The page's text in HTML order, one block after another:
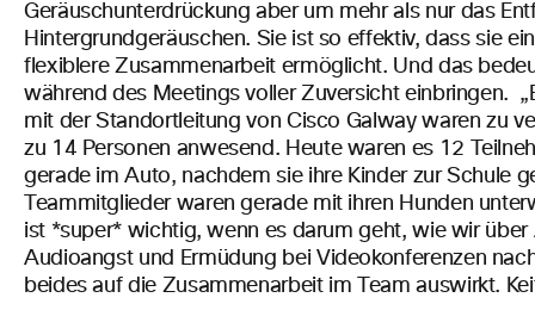
Geräuschunterdrückung aber um mehr als nur das
Hintergrundgeräuschen. Sie ist so effektiv, dass sie
flexiblere Zusammenarbeit ermöglicht. Und das
während des Meetings voller Zuversicht einbringen.
mit der Standortleitung von Cisco Galway waren zu
zu 14 Personen anwesend. Heute waren es 12
gerade im Auto, nachdem sie ihre Kinder zur Schule
Teammitglieder waren gerade mit ihren Hunden
ist *super* wichtig, wenn es darum geht, wie wir über
Audioangst und Ermüdung bei Videokonferenzen
beides auf die Zusammenarbeit im Team auswirkt.